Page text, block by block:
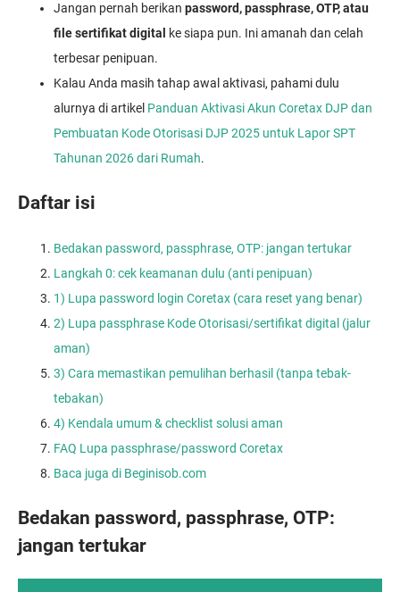
Jangan pernah berikan password, passphrase, OTP, atau
file sertifikat digital
ke siapa pun. Ini amanah dan celah
terbesar penipuan.
Kalau Anda masih tahap awal aktivasi, pahami dulu
alurnya di artikel Panduan Aktivasi Akun Coretax DJP dan
Pembuatan Kode Otorisasi DJP 2025 untuk Lapor SPT
Tahunan 2026 dari Rumah.
Daftar isi
Bedakan password, passphrase, OTP: jangan tertukar
Langkah 0: cek keamanan dulu (anti penipuan)
1) Lupa password login Coretax (cara reset yang benar)
2) Lupa passphrase Kode Otorisasi/sertifikat digital (jalur
aman)
3) Cara memastikan pemulihan berhasil (tanpa tebak-
tebakan)
4) Kendala umum & checklist solusi aman
FAQ Lupa passphrase/password Coretax
Baca juga di Beginisob.com
Bedakan password, passphrase, OTP:
jangan tertukar